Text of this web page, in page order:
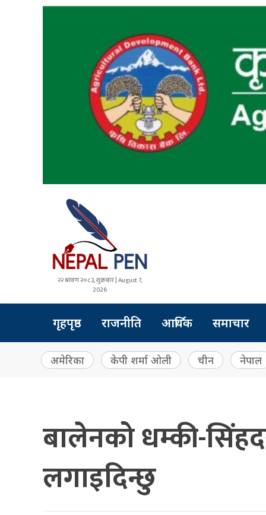
२२ श्रावण २०८३, शुक्रबार | August 7,
2026
गृहपृष्ठ राजनीति आर्थिक समाचार
अमेरिका केपी शर्मा ओली चीन नेपाल
बालेनको धम्की-
लगाइदिन्छु